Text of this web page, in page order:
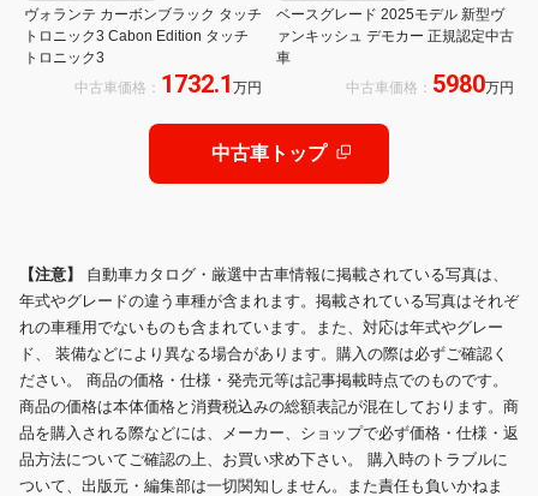
ヴォランテ カーボンブラック タッチ
トロニック3 Cabon Edition タッチ
トロニック3
中古車価格： 1732.1 万円
ベースグレード 2025モデル 新型ヴ
ァンキッシュ デモカー 正規認定中古
車
中古車価格： 5980万円
中古車トップ
【注意】 自動車カタログ・厳選中古車情報に掲載されている写真は、
年式やグレードの違う車種が含まれます。掲載されている写真はそれぞ
れの車種用でないものも含まれています。また、対応は年式やグレー
ド、 装備などにより異なる場合があります。購入の際は必ずご確認く
ださい。 商品の価格・仕様・発売元等は記事掲載時点でのものです。
商品の価格は本体価格と消費税込みの総額表記が混在しております。商
品を購入される際などには、メーカー、ショップで必ず価格・仕様・返
品方法についてご確認の上、お買い求め下さい。 購入時のトラブルに
ついて、出版元・編集部は一切関知しません。また責任も負いかねま